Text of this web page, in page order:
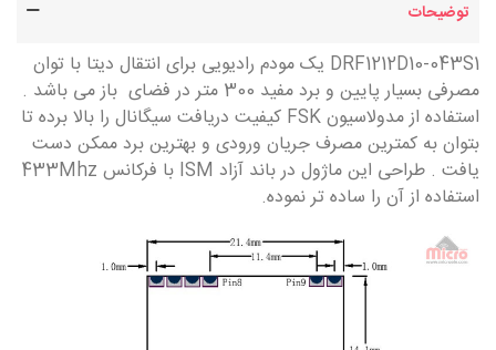
توضیحات
DRF1212D10-043S1 یک مودم رادیویی برای انتقال دیتا با توان
مصرفی بسیار پایین و برد مفید 300 متر در فضای باز می باشد .
استفاده از مدولاسیون FSK کیفیت دریافت سیگانال را بالا برده تا
بتوان به کمترین مصرف جریان ورودی و بهترین برد ممکن دست
یافت . طراحی این ماژول در باند آزاد ISM با فرکانس 433Mhz
استفاده از آن را ساده تر نموده.